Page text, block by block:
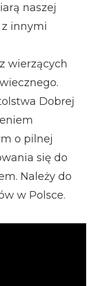
naszej
innymi
wierzących
Dobrej
o pilnej
się do
Należy do
w Polsce.